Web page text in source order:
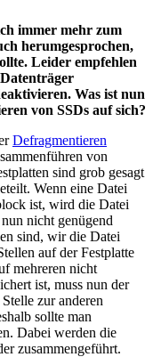
immer mehr zum
herumgesprochen,
Leider empfehlen
Was ist nun
von SSDs auf sich?
Defragmentieren
von
sind grob gesagt
Wenn eine Datei
ist, wird die Datei
nicht genügend
sind, wir die Datei
auf der Festplatte
mehreren nicht
ist, muss nun der
zur anderen
sollte man
Dabei werden die
zusammengeführt.